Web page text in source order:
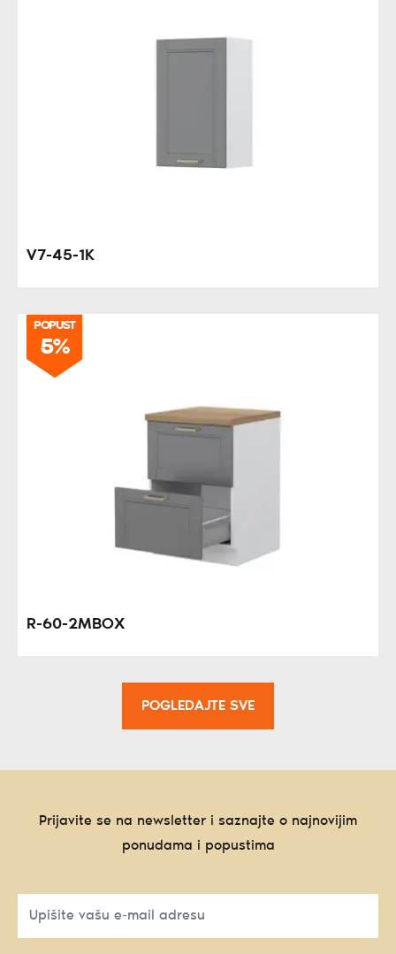
V7-45-1K
POPUST
5%
R-60-2MBOX
POGLEDAJTE SVE
Prijavite se na newsletter i saznajte o najnovijim
ponudama i popustima